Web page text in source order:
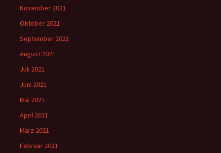
November 2021
Oktober 2021
September 2021
August 2021
Juli 2021
Juni 2021
Mai 2021
April 2021
März 2021
Februar 2021